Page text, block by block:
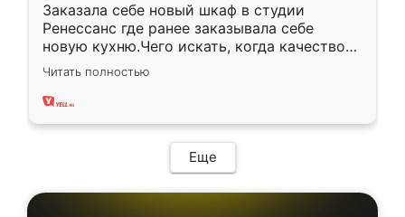
Заказала себе новый шкаф в студии
Ренессанс где ранее заказывала себе
новую кухню.Чего искать, когда качеством
вполне довольна. Служит кухня уже почти
два года, нареканий нет.
Читать полностью
Еще